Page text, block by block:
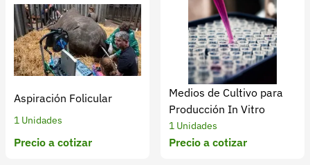
Aspiración Folicular
1 Unidades
Precio a cotizar
Medios de Cultivo para
Producción In Vitro
1 Unidades
Precio a cotizar